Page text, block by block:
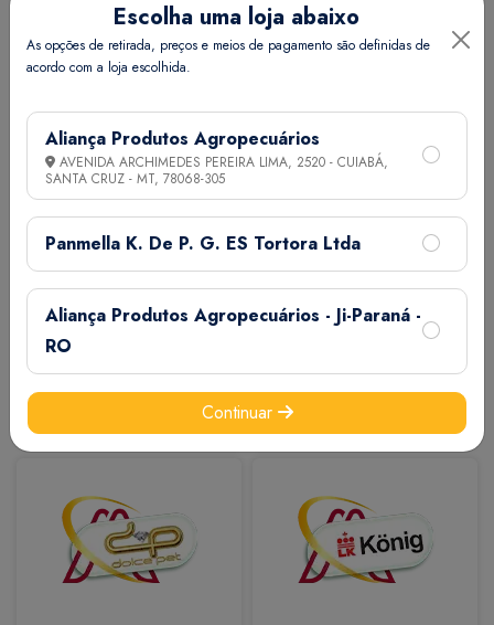
Calbos M7
Escolha uma loja abaixo
As opções de retirada, preços e meios de pagamento são definidas de
acordo com a loja escolhida.
Aliança Produtos Agropecuários
AVENIDA ARCHIMEDES PEREIRA LIMA, 2520 - CUIABÁ,
SANTA CRUZ - MT, 78068-305
Panmella K. De P. G. ES Tortora Ltda
Aliança Produtos Agropecuários - Ji-Paraná -
RO
Continuar